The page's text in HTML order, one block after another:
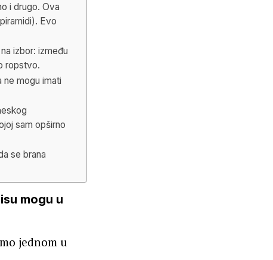
i drugo. Ova
Evo
izbor: između
ropstvo.
ne mogu imati
sam opširno
se brana
mogu u
jednom u